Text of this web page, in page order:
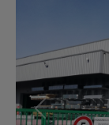
Précédent